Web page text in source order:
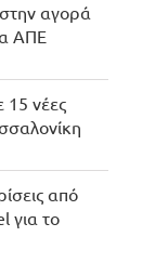
αγορά
ΑΠΕ
15 νέες
από
για το